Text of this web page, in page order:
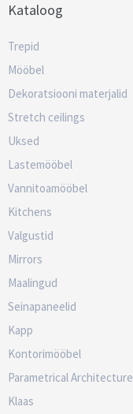
Kataloog
Trepid
Mööbel
Dekoratsiooni materjalid
Stretch ceilings
Uksed
Lastemööbel
Vannitoamööbel
Kitchens
Valgustid
Mirrors
Maalingud
Seinapaneelid
Kapp
Kontorimööbel
Parametrical Architecture
Klaas